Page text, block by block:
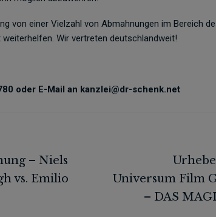
von einer Vielzahl von Abmahnungen im Bereich
Wir vertreten deutschlandweit!
oder E-Mail an kanzlei@dr-schenk.net